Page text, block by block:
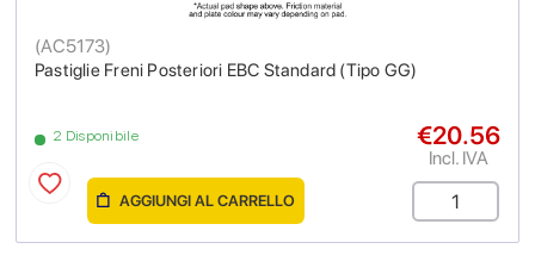
Pastiglie Freni Posteriori EBC Standard (Tipo GG)
(AC5173)
2 Disponibile €20.56
Incl. IVA
AGGIUNGI AL CARRELLO